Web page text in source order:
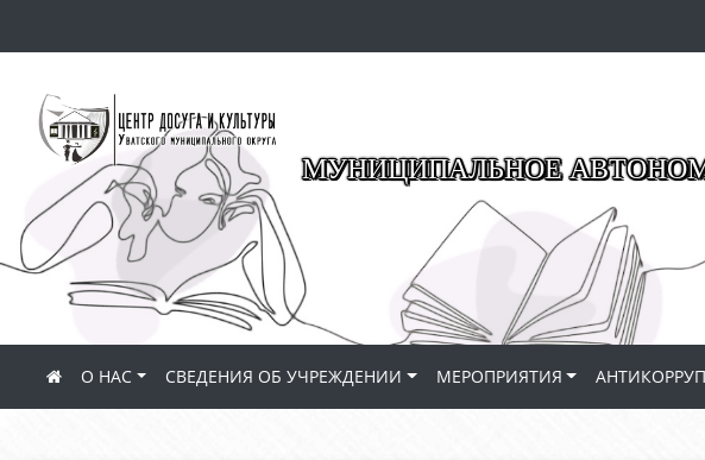
МУНИЦИПАЛЬНОЕ
О НАС СВЕДЕНИЯ ОБ УЧРЕЖДЕНИИ МЕРОПРИЯТИЯ